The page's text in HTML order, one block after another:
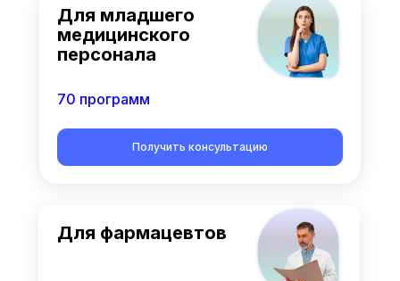
Для младшего
медицинского
персонала
70 программ
Получить консультацию
Для фармацевтов